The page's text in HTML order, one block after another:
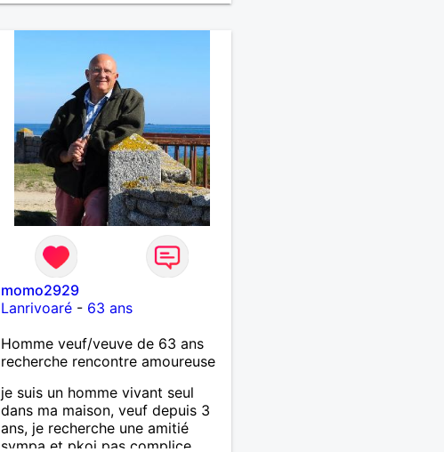
momo2929
Lanrivoaré - 63 ans
Homme veuf/veuve de 63 ans
recherche rencontre amoureuse
je suis un homme vivant seul
dans ma maison, veuf depuis 3
ans, je recherche une amitié
sympa et pkoi pas complice